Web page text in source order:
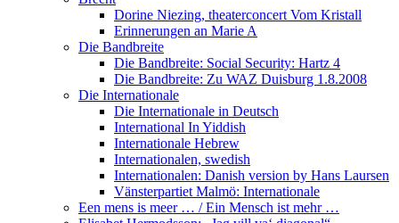
Dorine Niezing, theaterconcert Vom Kristall
Erinnerungen an Marie A
Die Bandbreite
Die Bandbreite: Social Security: Hartz 4
Die Bandbreite: Zu WAZ Duisburg 1.8.2008
Die Internationale
Die Internationale in Deutsch
International In Yiddish
Internationale Hebrew
Internationalen, swedish
Internationalen: Danish version by Hans Laursen
Vänsterpartiet Malmö: Internationale
Een mens is meer … / Ein Mensch ist mehr …